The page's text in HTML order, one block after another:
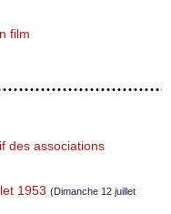
film
des associations
1953 (Dimanche 12 juillet